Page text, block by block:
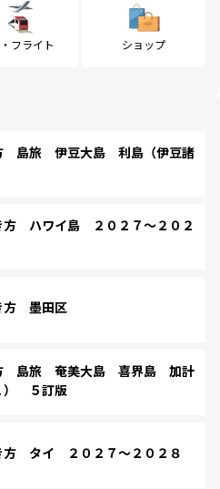
フライト ショップ
島旅 伊豆大島 利島（伊豆諸
ハワイ島 ２０２７～２０２
方 墨田区
島旅 奄美大島 喜界島 加計
） ５訂版
方 タイ ２０２７～２０２８